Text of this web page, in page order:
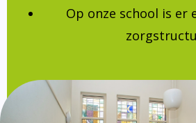
Op onze school is er